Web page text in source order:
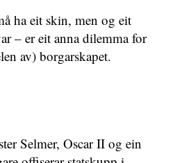
ha eit skin, men og eit
– er eit anna dilemma for
av) borgarskapet.
Selmer, Oscar II og ein